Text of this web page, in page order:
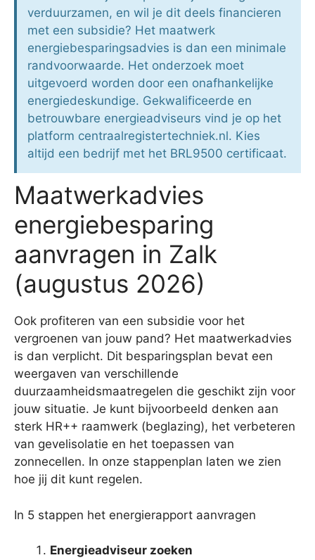
verduurzamen, en wil je dit deels financieren
met een subsidie? Het maatwerk
energiebesparingsadvies is dan een minimale
randvoorwaarde. Het onderzoek moet
uitgevoerd worden door een onafhankelijke
energiedeskundige. Gekwalificeerde en
betrouwbare energieadviseurs vind je op het
platform centraalregistertechniek.nl. Kies
altijd een bedrijf met het BRL9500 certificaat.
Maatwerkadvies
energiebesparing
aanvragen in Zalk
(augustus 2026)
Ook profiteren van een subsidie voor het
vergroenen van jouw pand? Het maatwerkadvies
is dan verplicht. Dit besparingsplan bevat een
weergaven van verschillende
duurzaamheidsmaatregelen die geschikt zijn voor
jouw situatie. Je kunt bijvoorbeeld denken aan
sterk HR++ raamwerk (beglazing), het verbeteren
van gevelisolatie en het toepassen van
zonnecellen. In onze stappenplan laten we zien
hoe jij dit kunt regelen.
In 5 stappen het energierapport aanvragen
Energieadviseur zoeken